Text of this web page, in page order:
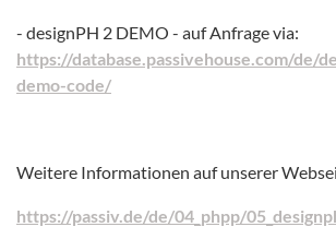
- designPH 2 DEMO - auf Anfrage via:
https://database.passivehouse.com/de/
demo-code/
Weitere Informationen auf unserer
https://passiv.de/de/04_phpp/